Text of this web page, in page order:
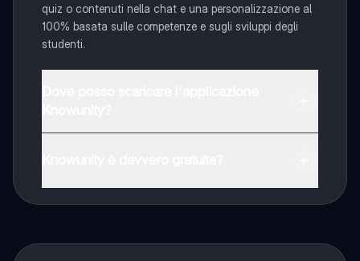
quiz o contenuti nella chat e una personalizzazione al
100% basata sulle competenze e sugli sviluppi degli
studenti.